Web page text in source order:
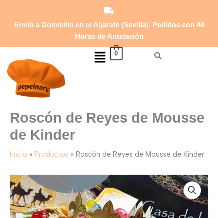
contenidoEnvío a Domicilio en el Aljarafe (Sevilla). Pedidos con 48
Horas de Antelación
Menú
0
Roscón de Reyes de Mousse
de Kinder
Inicio Productos Roscón de Reyes de Mousse de Kinder
Roscón
de
Reyes
de
de